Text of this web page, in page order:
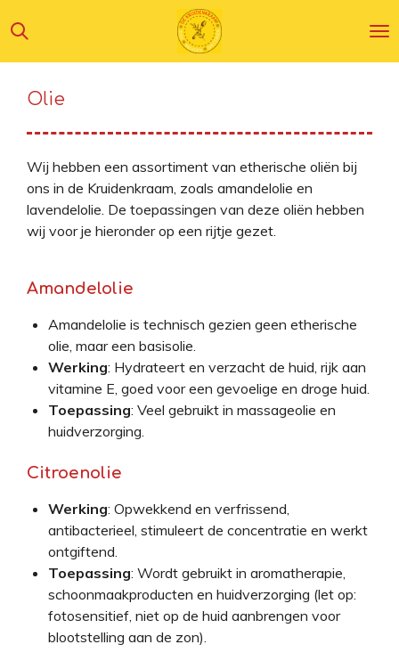
direct
naar
hoofdinhoud
Olie
Wij hebben een assortiment van etherische oliën bij
ons in de Kruidenkraam, zoals amandelolie en
lavendelolie. De toepassingen van deze oliën hebben
wij voor je hieronder op een rijtje gezet.
Amandelolie
Amandelolie is technisch gezien geen etherische
olie, maar een basisolie.
Werking: Hydrateert en verzacht de huid, rijk aan
vitamine E, goed voor een gevoelige en droge huid.
Toepassing: Veel gebruikt in massageolie en
huidverzorging.
Citroenolie
Werking: Opwekkend en verfrissend,
antibacterieel, stimuleert de concentratie en werkt
ontgiftend.
Toepassing: Wordt gebruikt in aromatherapie,
schoonmaakproducten en huidverzorging (let op:
fotosensitief, niet op de huid aanbrengen voor
blootstelling aan de zon).